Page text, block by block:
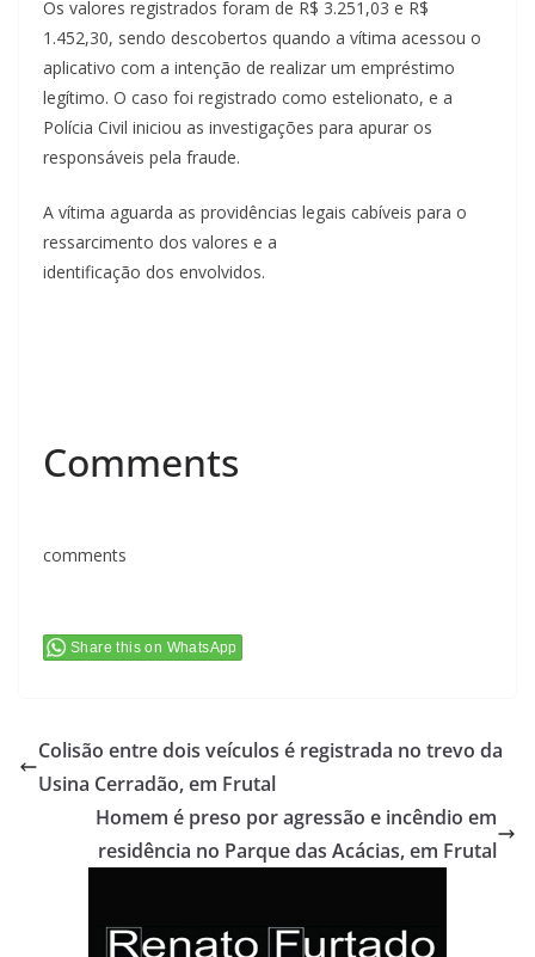
Os valores registrados foram de R$ 3.251,03 e R$
1.452,30, sendo descobertos quando a vítima acessou o
aplicativo com a intenção de realizar um empréstimo
legítimo. O caso foi registrado como estelionato, e a
Polícia Civil iniciou as investigações para apurar os
responsáveis pela fraude.
A vítima aguarda as providências legais cabíveis para o
ressarcimento dos valores e a
identificação dos envolvidos.
Comments
comments
Share this on WhatsApp
Colisão entre dois veículos é registrada no trevo da
Usina Cerradão, em Frutal
Homem é preso por agressão e incêndio em
residência no Parque das Acácias, em Frutal